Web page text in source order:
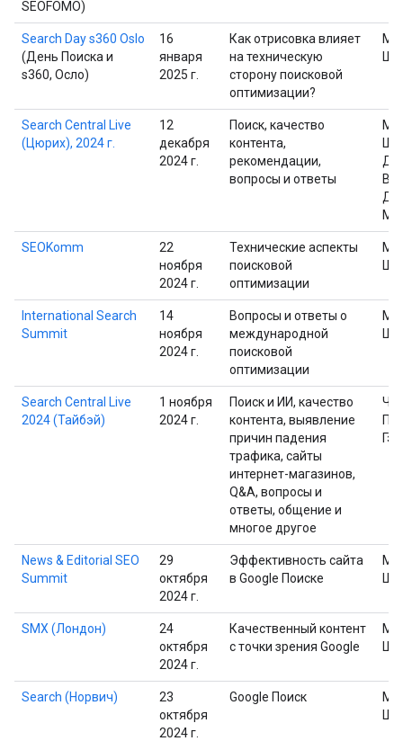
SEOFOMO)
Search Day s360 Oslo
(День Поиска и
s360, Осло)
16
января
2025 г.
Как отрисовка влияет
на техническую
сторону поисковой
оптимизации?
Search Central Live
(Цюрих), 2024 г.
12
декабря
2024 г.
Поиск, качество
контента,
рекомендации,
вопросы и ответы
SEOKomm
22
ноября
2024 г.
Технические аспекты
поисковой
оптимизации
International Search
Summit
14
ноября
2024 г.
Вопросы и ответы о
международной
поисковой
оптимизации
Search Central Live
2024 (Тайбэй)
1 ноября
2024 г.
Поиск и ИИ, качество
контента, выявление
причин падения
трафика, сайты
интернет-магазинов,
Q&A, вопросы и
ответы, общение и
многое другое
News & Editorial SEO
Summit
29
октября
2024 г.
Эффективность сайта
в Google Поиске
SMX (Лондон)
24
октября
2024 г.
Качественный контент
с точки зрения Google
Search (Норвич)
23
октября
2024 г.
Google Поиск